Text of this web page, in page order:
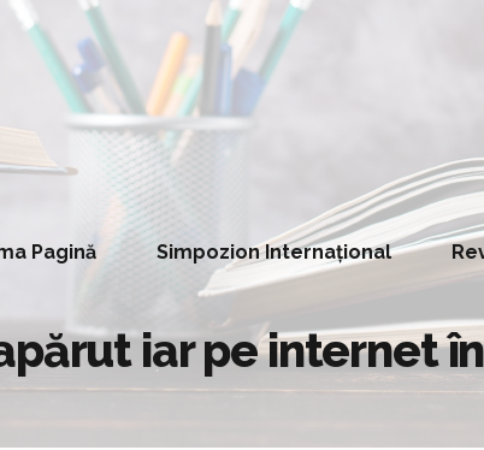
Pagină Simpozion Internațional
iar pe internet